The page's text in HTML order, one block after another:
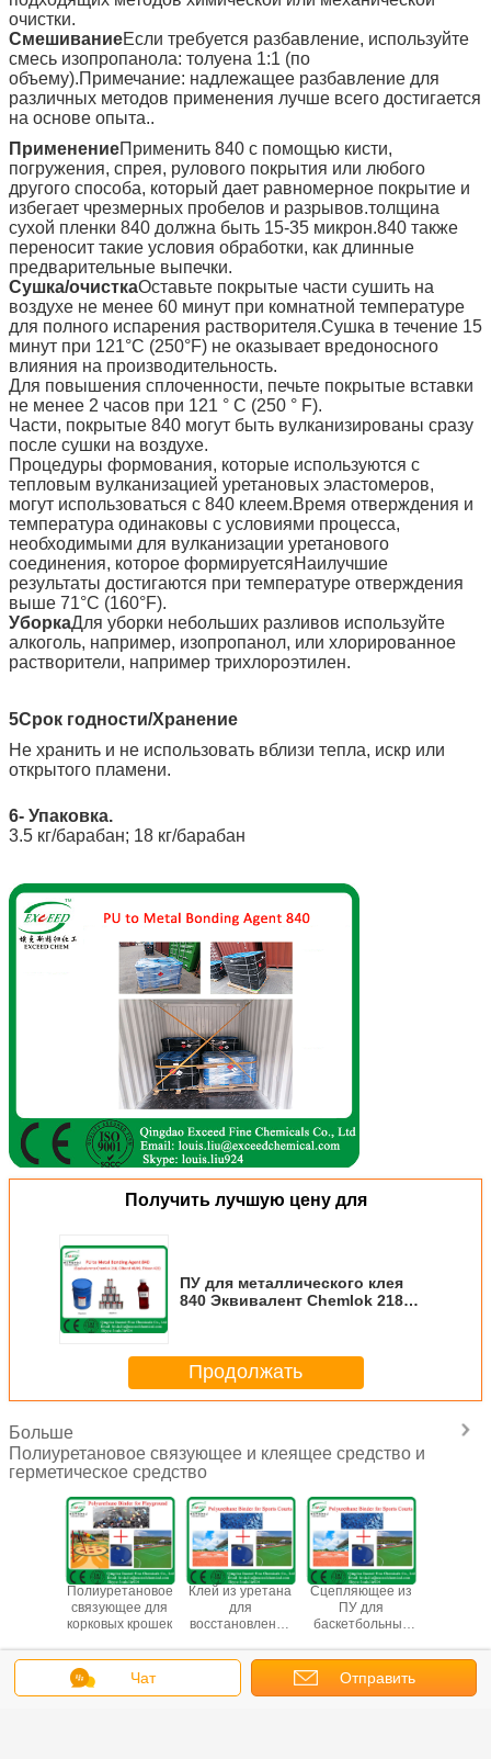
очистки.
СмешиваниеЕсли требуется разбавление, используйте
смесь изопропанола: толуена 1:1 (по
объему).Примечание: надлежащее разбавление для
различных методов применения лучше всего достигается
на основе опыта..
ПрименениеПрименить 840 с помощью кисти,
погружения, спрея, рулового покрытия или любого
другого способа, который дает равномерное покрытие и
избегает чрезмерных пробелов и разрывов.толщина
сухой пленки 840 должна быть 15-35 микрон.840 также
переносит такие условия обработки, как длинные
предварительные выпечки.
Сушка/очисткаОставьте покрытые части сушить на
воздухе не менее 60 минут при комнатной температуре
для полного испарения растворителя.Сушка в течение 15
минут при 121°C (250°F) не оказывает вредоносного
влияния на производительность.
Для повышения сплоченности, печьте покрытые вставки
не менее 2 часов при 121 ° C (250 ° F).
Части, покрытые 840 могут быть вулканизированы сразу
после сушки на воздухе.
Процедуры формования, которые используются с
тепловым вулканизацией уретановых эластомеров,
могут использоваться с 840 клеем.Время отверждения и
температура одинаковы с условиями процесса,
необходимыми для вулканизации уретанового
соединения, которое формируетсяНаилучшие
результаты достигаются при температуре отверждения
выше 71°C (160°F).
УборкаДля уборки небольших разливов используйте
алкоголь, например, изопропанол, или хлорированное
растворители, например трихлороэтилен.
5Срок годности/Хранение
Не хранить и не использовать вблизи тепла, искр или
открытого пламени.
6- Упаковка.
3.5 кг/барабан; 18 кг/барабан
Получить лучшую цену для
ПУ для металлического клея
840 Эквивалент Chemlok 218
Продолжать
Больше
Полиуретановое связующее и клеящее средство и
герметическое средство
Полиуретановое
связующее для
корковых крошек
Клей из уретана
для
восстановления
тенниса
Сцепляющее из
ПУ для
баскетбольных
Чат Отправить
Измените язык